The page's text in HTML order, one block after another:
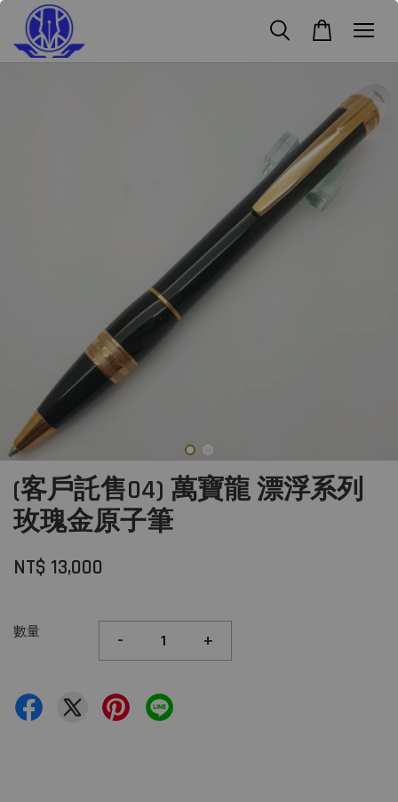
(客戶託售04) 萬寶龍 漂浮系列
玫瑰金原子筆
NT$ 13,000
數量 - +